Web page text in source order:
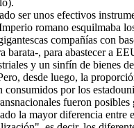
ser unos efectivos
romano esquilmaba
compañías con
barata-, para abastecer a
y un sinfín de bienes
desde luego, la
por los
fueron
la mayor diferencia